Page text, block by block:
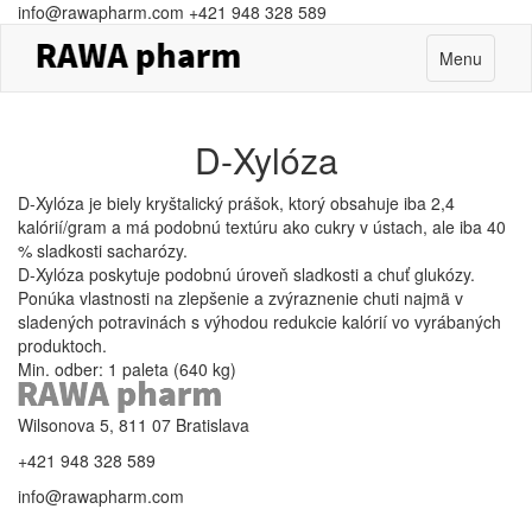
info@rawapharm.com +421 948 328 589
Toggle
navigation
Menu
D-Xylóza
D-Xylóza je biely kryštalický prášok, ktorý obsahuje iba 2,4
kalórií/gram a má podobnú textúru ako cukry v ústach, ale iba 40
% sladkosti sacharózy.
D-Xylóza poskytuje podobnú úroveň sladkosti a chuť glukózy.
Ponúka vlastnosti na zlepšenie a zvýraznenie chuti najmä v
sladených potravinách s výhodou redukcie kalórií vo vyrábaných
produktoch.
Min. odber: 1 paleta (640 kg)
Wilsonova 5, 811 07 Bratislava
+421 948 328 589
info@rawapharm.com